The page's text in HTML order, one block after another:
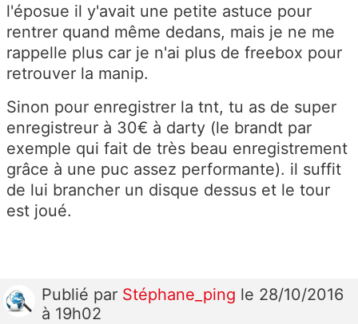
l'éposue il y'avait une petite astuce pour
rentrer quand même dedans, mais je ne me
rappelle plus car je n'ai plus de freebox pour
retrouver la manip.
Sinon pour enregistrer la tnt, tu as de super
enregistreur à 30€ à darty (le brandt par
exemple qui fait de très beau enregistrement
grâce à une puc assez performante). il suffit
de lui brancher un disque dessus et le tour
est joué.
Publié par Stéphane_ping le 28/10/2016
à 19h02